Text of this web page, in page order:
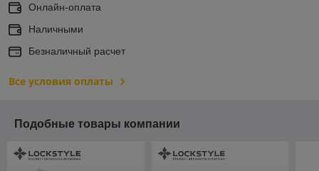
Онлайн-оплата
Наличными
Безналичный расчет
Все условия оплаты
Подобные товары компании